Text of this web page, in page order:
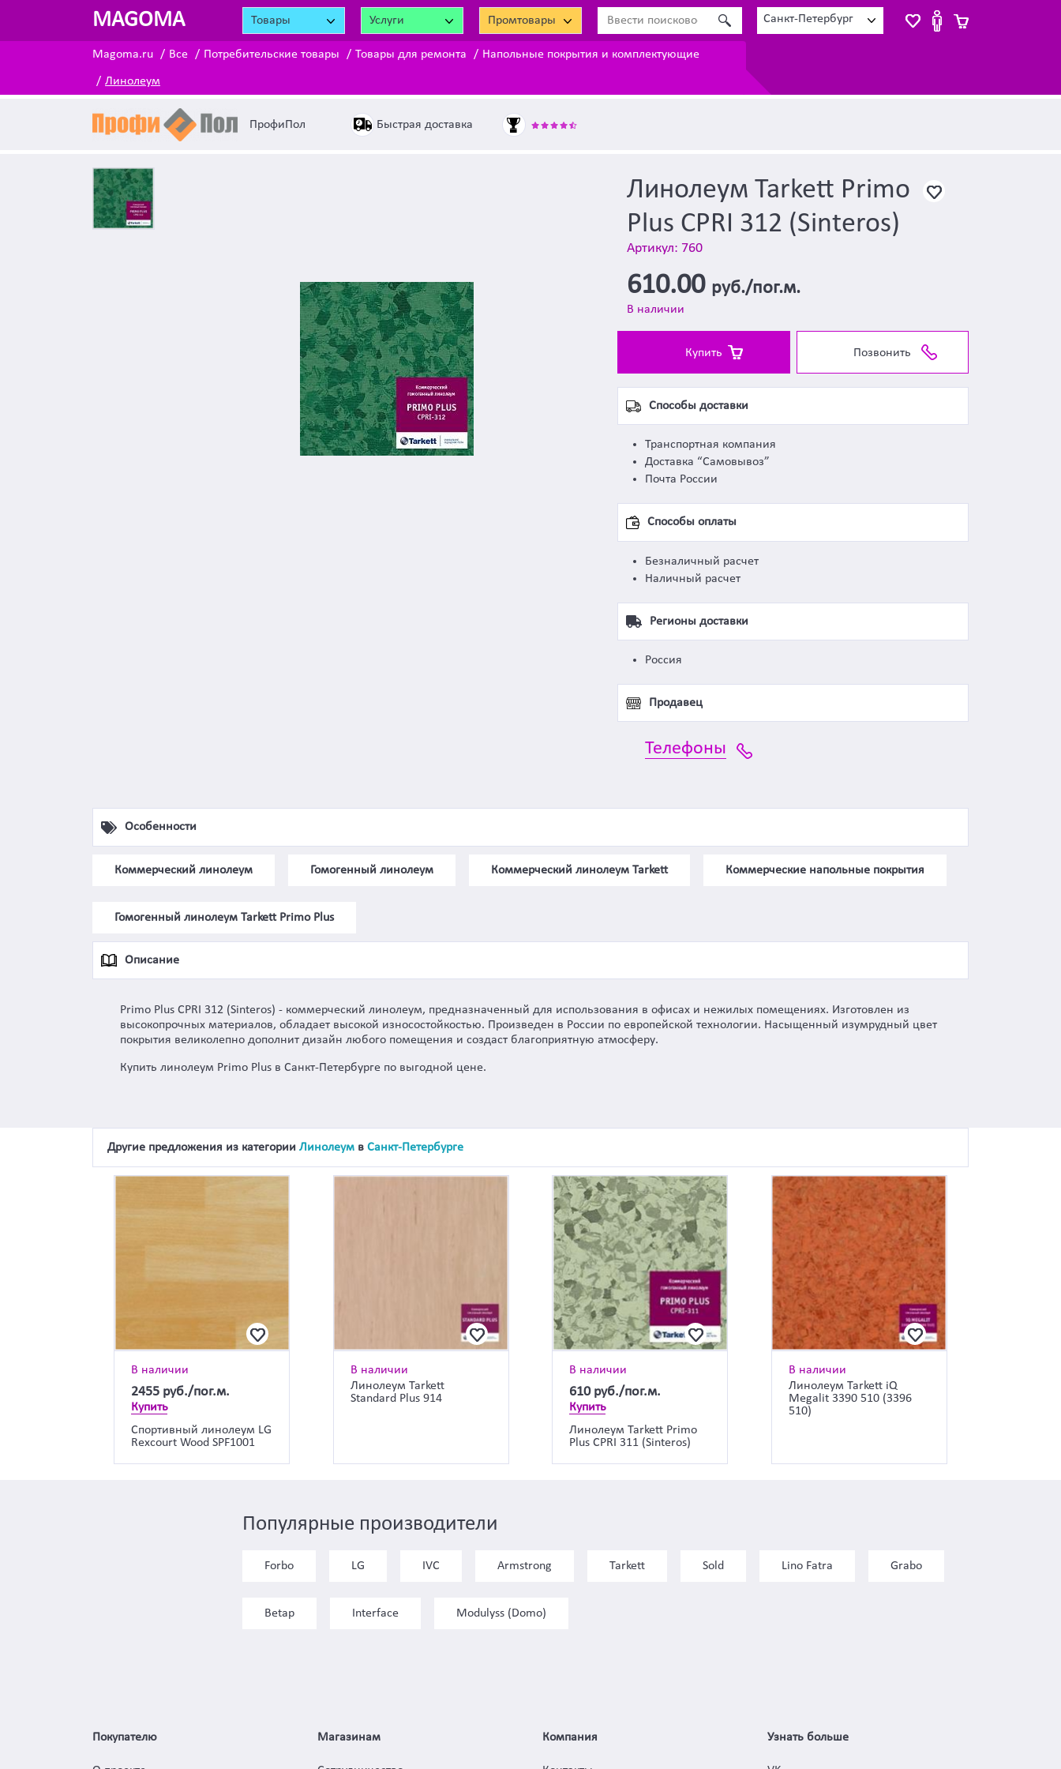
MAGOMA Товары Услуги Промтовары Санкт-Петербург
Magoma.ru Все Потребительские товары Товары для ремонта Напольные покрытия и комплектующие
Линолеум
ПрофиПол Быстрая доставка
Линолеум Tarkett Primo
Plus CPRI 312 (Sinteros)
Артикул: 760
610.00 руб./пог.м.
В наличии
Купить Позвонить
Способы доставки
Транспортная компания
Доставка “Самовывоз”
Почта России
Способы оплаты
Безналичный расчет
Наличный расчет
Регионы доставки
Россия
Продавец
Телефоны
Особенности
Коммерческий линолеум Гомогенный линолеум Коммерческий линолеум Tarkett Коммерческие напольные покрытия
Гомогенный линолеум Tarkett Primo Plus
Описание
Primo Plus CPRI 312 (Sinteros) - коммерческий линолеум, предназначенный для использования в офисах и нежилых помещениях. Изготовлен из
высокопрочных материалов, обладает высокой износостойкостью. Произведен в России по европейской технологии. Насыщенный изумрудный цвет
покрытия великолепно дополнит дизайн любого помещения и создаст благоприятную атмосферу.
Купить линолеум Primo Plus в Санкт-Петербурге по выгодной цене.
Другие предложения из категории Линолеум в Санкт-Петербурге
В наличии
2455 руб./пог.м.
Купить
Спортивный линолеум LG
Rexcourt Wood SPF1001
В наличии
Линолеум Tarkett
Standard Plus 914
В наличии
610 руб./пог.м.
Купить
Линолеум Tarkett Primo
Plus CPRI 311 (Sinteros)
В наличии
Линолеум Tarkett iQ
Megalit 3390 510 (3396
510)
Популярные производители
Forbo LG IVC Armstrong Tarkett Sold Lino Fatra Grabo
Betap Interface Modulyss (Domo)
Покупателю Магазинам Компания Узнать больше